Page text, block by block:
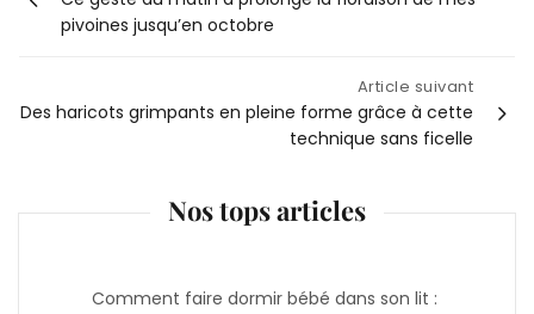
l’article
pivoines jusqu’en octobre
Article suivant
Des haricots grimpants en pleine forme grâce à cette
technique sans ficelle
Nos tops articles
Comment faire dormir bébé dans son lit :